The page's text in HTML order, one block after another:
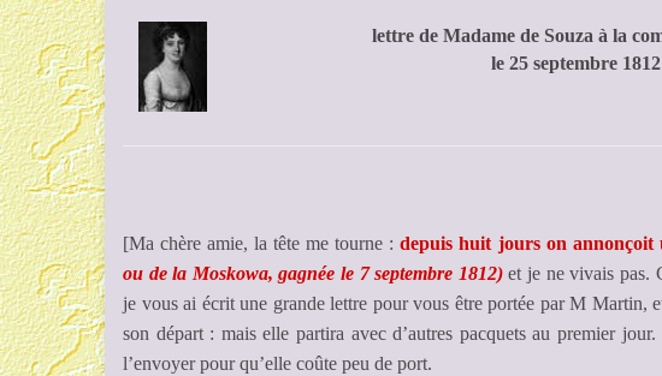
lettre de Madame de Souza à la
le 25 septembre 1812
[Ma chère amie, la tête me tourne :depuis huit jours on annonçoit
ou de la Moskowa, gagnée le 7 septembre 1812)et je ne vivais pas.
je vous ai écrit une grande lettre pour vous être portée par M Martin,
son départ : mais elle partira avec d’autres pacquets au premier
l’envoyer pour qu’elle coûte peu de port.